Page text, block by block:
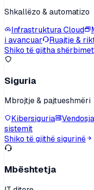
Shkallëzo & automatizo
Infrastruktura Cloud
i avancuar
Ruajtje &
Shiko të gjitha
Siguria
Mbrojtje & pajtueshmëri
Kibersiguria
sistemit
Shiko të gjithë sigurinë
Mbështetja